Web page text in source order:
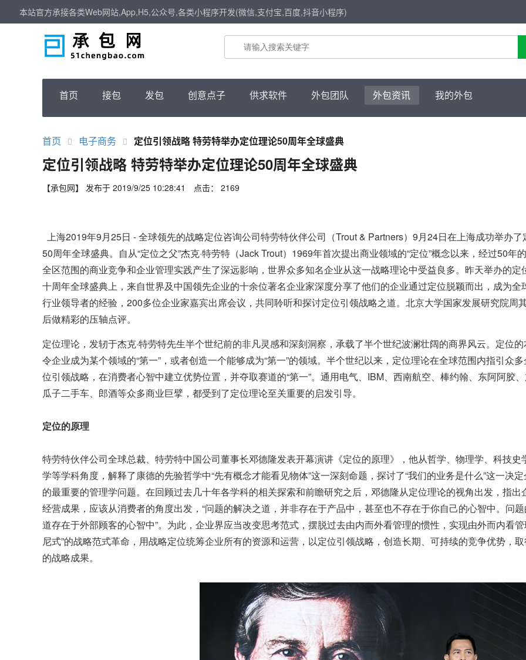
本站官方承接各类Web网站,App,H5,公众号,各类小程序开发(微信,支付宝,百度,抖音小程序)
首页 接包 发包 创意点子 供求软件 外包团队 外包资讯 我的外包
首页 电子商务 定位引领战略 特劳特举办定位理论50周年全球盛典
定位引领战略 特劳特举办定位理论50周年全球盛典
【承包网】 发布于 2019/9/25 10:28:41 点击： 2169
上海2019年9月25日 - 全球领先的战略定位咨询公司特劳特伙伴公司（Trout & Partners） 9月24日在上海成功举办了
50周年全球盛典。自从“定位之父”杰克·特劳特（Jack Trout）1969年首次提出商业领域的“定位”概念以来，经过50年
全区范围的商业竞争和企业管理实践产生了深远影响，世界众多知名企业从这一战略理论中受益良多。 昨天举办的定
十周年全球盛典上，来自世界及中国领先企业的十余位著名企业家深度分享了他们的企业通过定位脱颖而出，成为全
行业领导者的经验，200多位企业家嘉宾出席会议，共同聆听和探讨定位引领战略之道。北京大学国家发展研究院周
后做精彩的压轴点评。
定位理论，发轫于杰克·特劳特先生半个世纪前的非凡灵感和深刻洞察，承载了半个世纪波澜壮阔的商界风云。定位
令企业成为某个领域的“第一”，或者创造一个能够成为“第一”的领域。半个世纪以来，定位理论在全球范围内指引众
位引领战略，在消费者心智中建立优势位置，并夺取赛道的“第一”。通用电气、IBM、西南航空、棒约翰、东阿阿胶
瓜子二手车、郎酒等众多商业巨擘，都受到了定位理论至关重要的启发引导。
定位的原理
特劳特伙伴公司全球总裁、特劳特中国公司董事长邓德隆发表开幕演讲《定位的原理》，他从哲学、物理学、科技史
学等学科角度，解释了康德的先验哲学中“先有概念才能看见物体”这一深刻命题，探讨了“我们的业务是什么”这一决
的最重要的管理学问题。在回顾过去几十年各学科的相关探索和前瞻研究之后，邓德隆从定位理论的视角出发，指出
经营成果，应该从消费者的角度出发，“问题的解决之道，并非存在于产品中，甚至也不存在于你自己的心智中。问
道存在于外部顾客的心智中”。为此，企业界应当改变思考范式，摆脱过去由内而外看管理的惯性，实现由外而内看管
尼式”的战略范式革命，用战略定位统筹企业所有的资源和运营，以定位引领战略，创造长期、可持续的竞争优势，
的战略成果。